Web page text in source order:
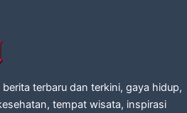
terbaru dan terkini, gaya hidup,
tempat wisata, inspirasi